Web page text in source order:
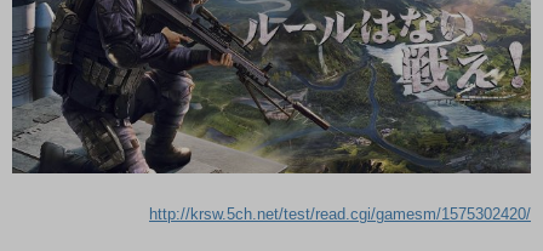
http://krsw.5ch.net/test/read.cgi/gamesm/1575302420/